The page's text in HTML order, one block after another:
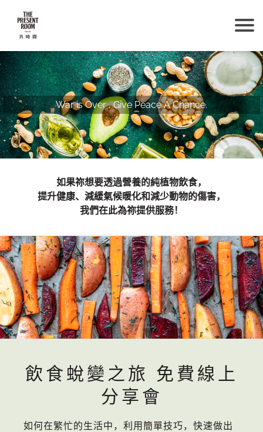
War is Over , Give Peace A Chance.
如果祢想要透過營養的純植物飲食，
提升健康、減緩氣候暖化和減少動物的傷害，
我們在此為祢提供服務！
飲食蛻變之旅 免費線上
分享會
如何在繁忙的生活中，利用簡單技巧，快速做出